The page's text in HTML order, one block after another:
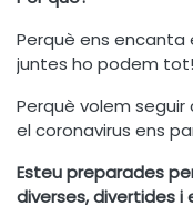
Perquè ens
juntes ho podem tot!
Perquè volem
el coronavirus ens
Esteu preparades
diverses, divertides i